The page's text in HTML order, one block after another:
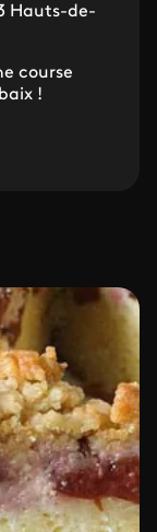
Hauts-de-
course
!